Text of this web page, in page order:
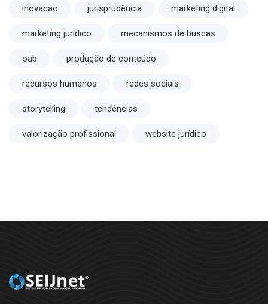
inovacao jurisprudência marketing digital
marketing jurídico mecanismos de buscas
oab produção de conteúdo
recursos humanos redes sociais
storytelling tendências
valorização profissional website jurídico